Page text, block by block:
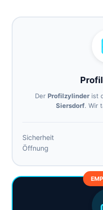
Der Profilzylinderist
Siersdorf. Wir
Sicherheit
Öffnung